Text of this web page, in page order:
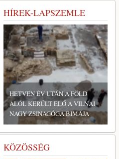
HÍREK-LAPSZEMLE
SZŰK TÖBBSÉGGEL GYŐZÖTT
A MICHIGANI DEMOKRATA
ELŐVÁLASZTÁSON A
RADIKÁLIS BALOLDALI
SZÁRNYHOZ SOROLT...
KÖZÖSSÉG